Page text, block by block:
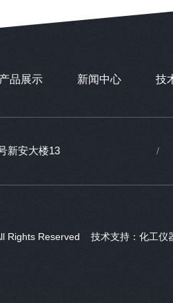
产品展示 新闻中心 技
新安大楼13
Rights Reserved 技术支持： 化工仪